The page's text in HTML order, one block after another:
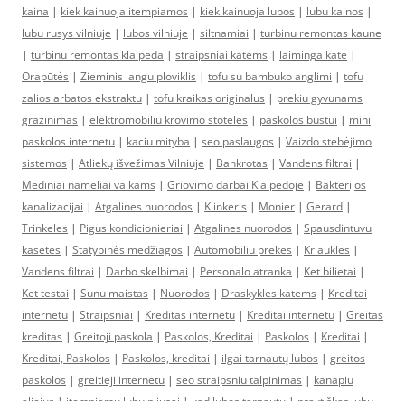
kaina | kiek kainuoja itempiamos | kiek kainuoja lubos | lubu kainos |
lubu rusys vilniuje | lubos vilniuje | siltnamiai | turbinu remontas kaune
| turbinu remontas klaipeda | straipsniai katems | laiminga kate |
Orapūtės | Zieminis langu ploviklis | tofu su bambuko anglimi | tofu
zalios arbatos ekstraktu | tofu kraikas originalus | prekiu gyvunams
grazinimas | elektromobiliu krovimo stoteles | paskolos bustui | mini
paskolos internetu | kaciu mityba | seo paslaugos | Vaizdo stebėjimo
sistemos | Atliekų išvežimas Vilniuje | Bankrotas | Vandens filtrai |
Mediniai nameliai vaikams | Griovimo darbai Klaipedoje | Bakterijos
kanalizacijai | Atgalines nuorodos | Klinkeris | Monier | Gerard |
Trinkeles | Pigus kondicionieriai | Atgalines nuorodos | Spausdintuvu
kasetes | Statybinės medžiagos | Automobiliu prekes | Kriaukles |
Vandens filtrai | Darbo skelbimai | Personalo atranka | Ket bilietai |
Ket testai | Sunu maistas | Nuorodos | Draskykles katems | Kreditai
internetu | Straipsniai | Kreditas internetu | Kreditai internetu | Greitas
kreditas | Greitoji paskola | Paskolos, Kreditai | Paskolos | Kreditai |
Kreditai, Paskolos | Paskolos, kreditai | ilgai tarnautų lubos | greitos
paskolos | greitieji internetu | seo straipsniu talpinimas | kanapiu